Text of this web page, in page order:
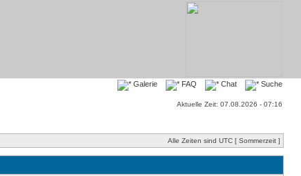
Galerie FAQ Chat Suche
Aktuelle Zeit: 07.08.2026 - 07:16
Alle Zeiten sind UTC [ Sommerzeit ]